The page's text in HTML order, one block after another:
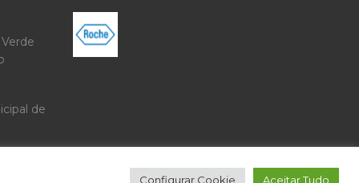
de
Configurar Cookie Aceitar Tudo